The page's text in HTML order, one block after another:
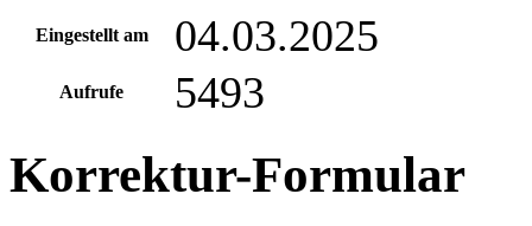
Eingestellt am 04.03.2025
Aufrufe 5493
Korrektur-Formular